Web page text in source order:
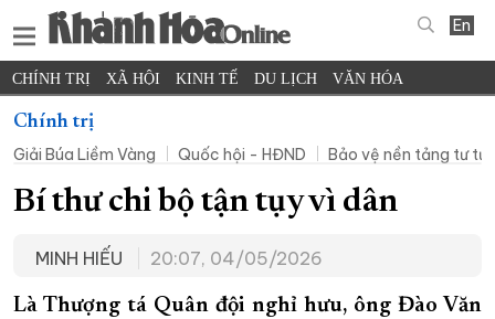
En
CHÍNH TRỊ XÃ HỘI KINH TẾ DU LỊCH VĂN HÓA
THỂ THAO
KHOA HỌC - CÔNG NGHỆ PHÁP LUẬT BẠN ĐỌC PHÓNG SỰ
THẾ GIỚI MULTIMEDIA VIDEO ĐỌC BÁO ONLINE
QUY HOẠCH TỈNH KHÁNH HÒA
TRƯỜNG SA BIỂN ĐẢO QUÊ HƯƠNG
Chính trị
Giải Búa Liềm Vàng
Quốc hội - HĐND Bảo vệ nền tảng tư
Bí thư chi bộ tận tụy vì dân
MINH HIẾU 20:07, 04/05/2026
Là Thượng tá Quân đội nghỉ hưu, ông Đào Văn